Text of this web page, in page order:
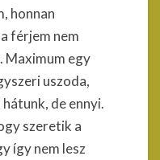
honnan
férjem nem
Maximum egy
uszoda,
de ennyi.
szeretik a
így nem lesz